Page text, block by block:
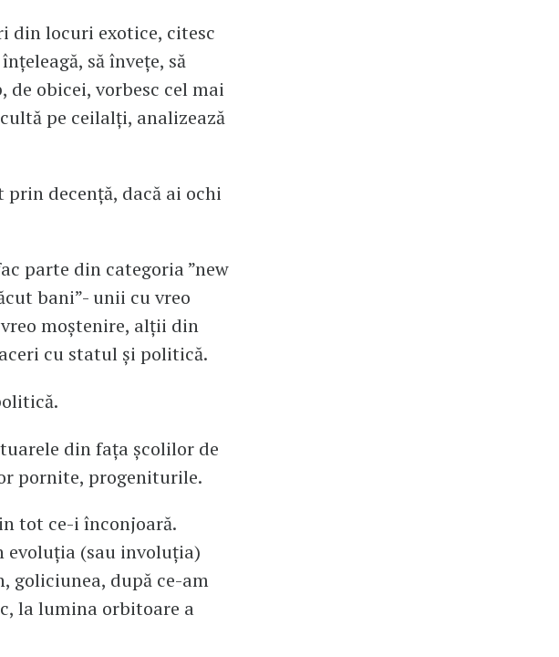
din locuri exotice, citesc
să învețe, să
obicei, vorbesc cel mai
pe ceilalți, analizează
decență, dacă ai ochi
parte din categoria ”new
bani”- unii cu vreo
moștenire, alții din
cu statul și politică.
din fața școlilor de
pornite, progeniturile.
tot ce-i înconjoară.
evoluția (sau involuția)
goliciunea, după ce-am
la lumina orbitoare a